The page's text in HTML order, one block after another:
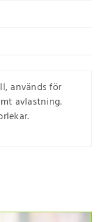
används för
avlastning.